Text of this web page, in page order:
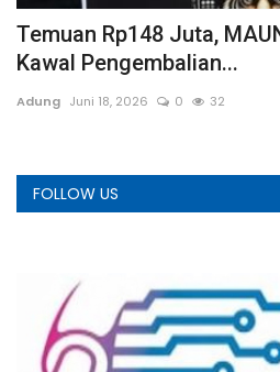
Temuan Rp148 Juta,
Kawal Pengembalian...
Adung Juni 18, 2026 0 32
FOLLOW US